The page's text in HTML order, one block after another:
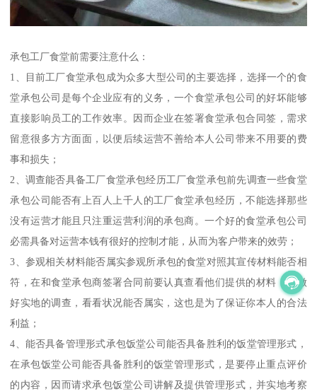
承包工厂食堂前需要注意什么：
1、目前工厂食堂承包成为众多大型公司的主要选择，选择一个的食
堂承包公司是每个企业应有的义务，一个食堂承包公司的好坏能够
直接影响员工的工作效率。因而企业在签署食堂承包合同签，需求
留意很多方方面面，以便后续运营不善给本人公司带来不用要的费
事和损失；
2、调查能否具备工厂食堂承包经历工厂食堂承包前先调查一些食堂
承包公司能否有上百人上千人的工厂食堂承包经历，不能选择那些
没有运营才能且只注重运营利润的承包商。一个好的食堂承包公司
必需具备对运营本钱有很好的控制才能，从而为客户带来的效劳；
3、参观相关材料能否属实参观所承包的食堂对照其宣传材料能否相
符，在和食堂承包商签署合同前要认真查看他们提供的材料，并做
好实地的调查，看看状况能否属实，这也是为了保证你本人的合法
利益；
4、能否具备管理形式承包饭堂公司能否具备胜利的饭堂管理形式，
在承包饭堂公司能否具备胜利的饭堂管理形式，是要停止重点评价
的内容，因而请求承包饭堂公司讲解及提供管理形式，并实地考察